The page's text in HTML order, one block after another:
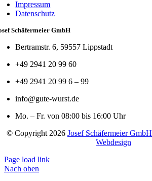
Impressum
Datenschutz
Schäfermeier GmbH
Bertramstr. 6, 59557 Lippstadt
+49 2941 20 99 60
+49 2941 20 99 6 – 99
info@gute-wurst.de
Mo. – Fr. von 08:00 bis 16:00 Uhr
© Copyright 2026 Josef Schäfermeier GmbH
Webdesign
Page load link
Nach oben